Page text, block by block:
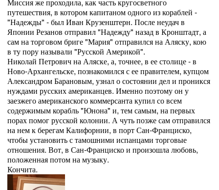
путешествия, в котором капитаном одного из кораблей -
"Надежды" - был Иван Крузенштерн. После неудач в
Японии Резанов отправил "Надежду" назад в Кронштадт, а
сам на торговом бриге "Мария" отправился на Аляску, кою
в ту пору называли "Русской Америкой".
Николай Петрович на Аляске, а, точнее, в ее столице - в
Ново-Архангельске, познакомился с ее правителем, купцом
Александром Барановым, узнал о состоянии дел и проникся
нуждами русских американцев. Именно поэтому он у
заезжего американского коммерсанта купил со всем
содержимым корабль "Юнона" и, тем самым, на первых
порах помог русской колонии. А чуть позже сам отправился
на нем к берегам Калифорнии, в порт Сан-Франциско,
чтобы установить с тамошними испанцами торговые
отношения. Вот, в Сан-Франциско и произошла любовь,
положенная потом на музыку.
Кончита.